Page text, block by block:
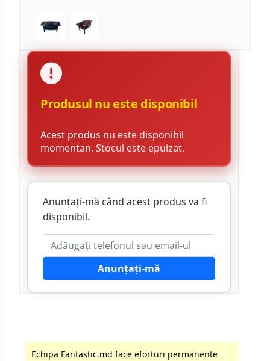
Produsul nu este disponibil
Acest produs nu este disponibil
momentan. Stocul este epuizat.
Anunțați-mă când acest produs va fi
disponibil.
Anunțați-mă
Echipa Fantastic.md face eforturi permanente